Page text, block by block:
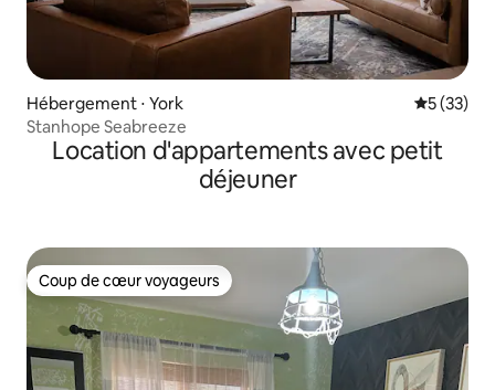
Hébergement ⋅ York
5 (33)
Stanhope Seabreeze
Location d'appartements avec petit
déjeuner
Coup de cœur voyageurs
Coup de cœur voyageurs